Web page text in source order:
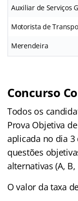
Auxiliar de Serviços
Motorista de
Merendeira
Concurso
Todos os
Prova Objetiva
aplicada no dia 3
questões
alternativas (A, B,
O valor da taxa